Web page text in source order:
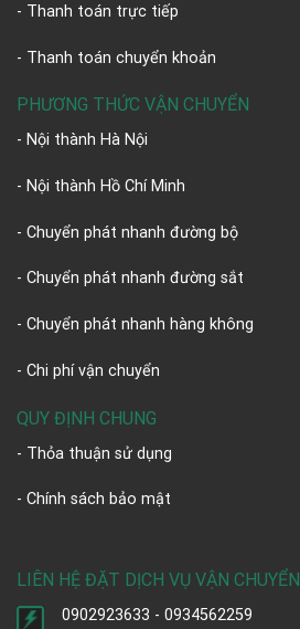
- Thanh toán trực tiếp
- Thanh toán chuyển khoản
PHƯƠNG THỨC VẬN CHUYỂN
- Nội thành Hà Nội
- Nội thành Hồ Chí Minh
- Chuyển phát nhanh đường bộ
- Chuyển phát nhanh đường sắt
- Chuyển phát nhanh hàng không
- Chi phí vận chuyển
QUY ĐỊNH CHUNG
- Thỏa thuận sử dụng
- Chính sách bảo mật
LIÊN HỆ ĐẶT DỊCH VỤ VẬN CHUYỂN
0902923633 - 0934562259